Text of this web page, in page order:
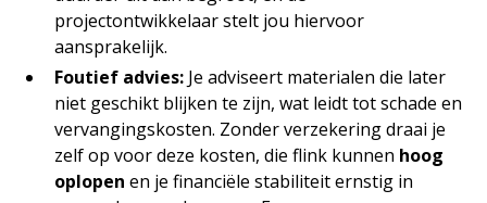
projectontwikkelaar stelt jou hiervoor
aansprakelijk.
Foutief advies: Je adviseert materialen die later
niet geschikt blijken te zijn, wat leidt tot schade en
vervangingskosten. Zonder verzekering draai je
zelf op voor deze kosten, die flink kunnen hoog
oplopen en je financiële stabiliteit ernstig in